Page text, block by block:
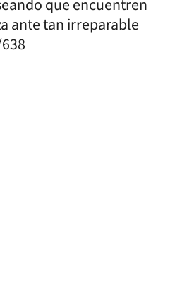
que encuentren
ante tan irreparable